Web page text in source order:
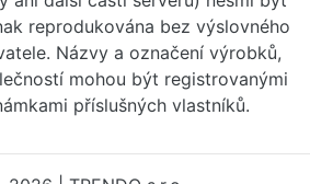
reprodukována bez výslovného
Názvy a označení výrobků,
mohou být registrovanými
příslušných vlastníků.